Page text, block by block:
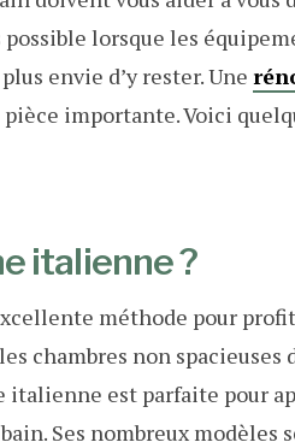
lorsque les
envie d’y rester. Une
importante. Voici
italienne ?
méthode pour
chambres non spacieuses
italienne est parfaite pour
Ses nombreux modèles